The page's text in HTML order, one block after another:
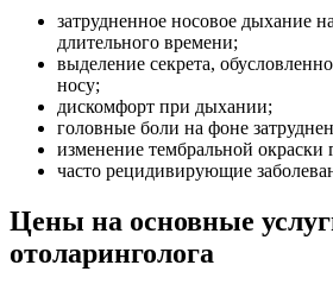
затрудненное носовое дыхание
длительного времени;
выделение секрета,
носу;
дискомфорт при дыхании;
головные боли на фоне
изменение тембральной окраски
часто рецидивирующие
Цены на основные
отоларинголога